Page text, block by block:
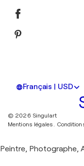
Français | USD
© 2026 Singulart
Mentions légales.
Peintre, Photographe,